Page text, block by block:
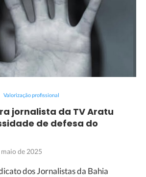
Valorização profissional
jornalista da TV Aratu
de defesa do
maio de 2025
dos Jornalistas da Bahia